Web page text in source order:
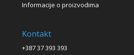
Informacije o proizvodima
Kontakt
+387 37 393 393